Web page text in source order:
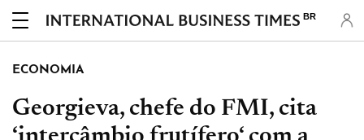
BR
ECONOMIA
Georgieva, chefe do FMI, cita